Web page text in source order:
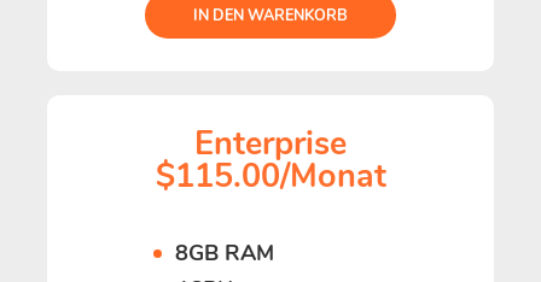
IN DEN WARENKORB
Enterprise
$115.00/Monat
8GB RAM